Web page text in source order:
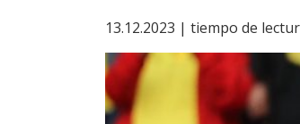
13.12.2023 | tiempo de